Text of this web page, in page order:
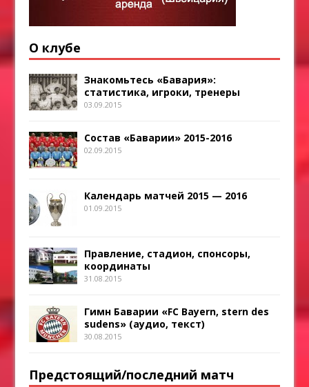
О клубе
Знакомьтесь «Бавария»:
статистика, игроки, тренеры
03.09.2015
Состав «Баварии» 2015-2016
02.09.2015
Календарь матчей 2015 — 2016
01.09.2015
Правление, стадион, спонсоры,
координаты
31.08.2015
Гимн Баварии «FC Bayern, stern des
sudens» (аудио, текст)
30.08.2015
Предстоящий/последний матч